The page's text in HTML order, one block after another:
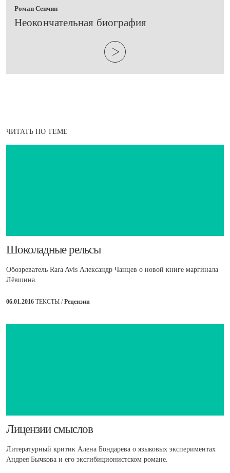
Роман Сенчин
​Неокончательная биография
ЧИТАТЬ ПО ТЕМЕ
Шоколадные рельсы
Обозреватель Rara Avis Александр Чанцев о новой книге маргинала
Лёвшина.
06.01.2016 ТЕКСТЫ /Рецензии
​Лицензии смыслов
Литературный критик Алена Бондарева о языковых экспериментах
Андрея Бычкова и его эксгибиционистском романе.